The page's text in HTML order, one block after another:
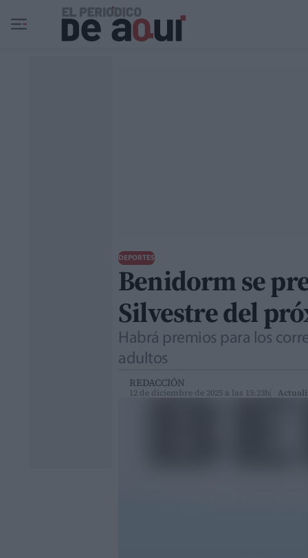
Ir al contenido principal
DEPORTES
Benidorm se
Silvestre del
Habrá premios para los
adultos
REDACCIÓN
12 de diciembre de 2025 a las 15:23h